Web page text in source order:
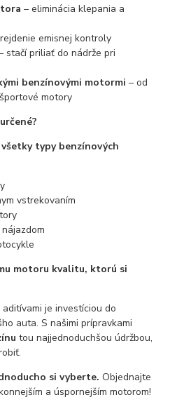
– eliminácia klepania a
emisnej kontroly
stačí priliať do nádrže pri
benzínovými motormi – od
motory
všetky typy benzínových
vstrekovaním
motoru kvalitu, ktorú si
je investíciou do
auta. S našimi prípravkami
tou najjednoduchšou údržbou,
si vyberte. Objednajte
a úspornejším motorom!